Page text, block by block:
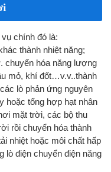
chính đó là:
thành nhiệt năng;
chuyển hóa năng lượng
mỏ, khí đốt…v.v..thành
lò phản ứng nguyên
hoặc tổng hợp hạt nhân
mặt trời, các bộ thu
rồi chuyển hóa thành
nhiệt hoặc môi chất hấp
lò điện chuyển điện năng